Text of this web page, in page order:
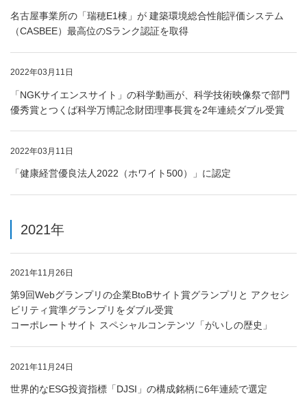
名古屋事業所の「瑞穂E1棟」が 建築環境総合性能評価システム
（CASBEE）最高位のSランク認証を取得
2022年03月11日
「NGKサイエンスサイト」の科学動画が、科学技術映像祭で部門
優秀賞とつくば科学万博記念財団理事長賞を2年連続ダブル受賞
2022年03月11日
「健康経営優良法人2022（ホワイト500）」に認定
2021年
2021年11月26日
第9回Webグランプリの企業BtoBサイト賞グランプリと アクセシ
ビリティ賞準グランプリをダブル受賞
コーポレートサイト スペシャルコンテンツ「がいしの歴史」
2021年11月24日
世界的なESG投資指標「DJSI」の構成銘柄に6年連続で選定